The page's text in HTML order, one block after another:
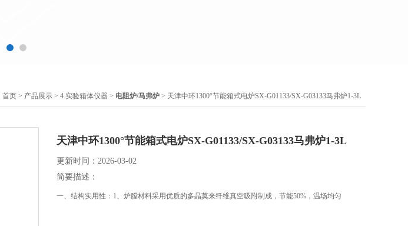
首页 > 产品展示 > 4.实验箱体仪器 > 电阻炉/马弗炉 > 天津中环1300°节能箱式电炉SX-G01133/SX-G03133马弗炉1-3L
天津中环1300°节能箱式电炉SX-G01133/SX-G03133马弗炉1-3L
更新时间：2026-03-02
简要描述：
一、结构实用性：1、炉膛材料采用优质的多晶莫来纤维真空吸附制成，节能50%，温场均匀